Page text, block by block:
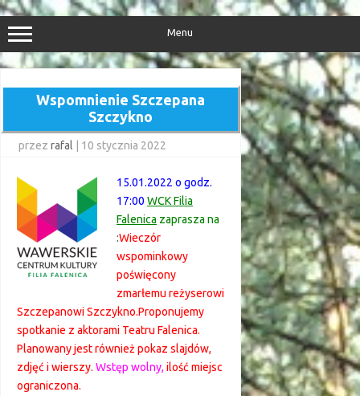
Przejdź
do
treści
Menu
Wspomnienie Szczepana
Szczykno
przez rafal 10 stycznia 2022
15.01.2022 o godz.
17:00 WCK Filia
Falenica zaprasza na
:Wieczór
wspominkowy
poświęcony
zmarłemu reżyserowi
Szczepanowi Szczykno.Proponujemy
spotkanie z aktorami Teatru Falenica.
Planowany jest również pokaz slajdów,
zdjęć i wierszy. Wstęp wolny, ilość miejsc
ograniczona.